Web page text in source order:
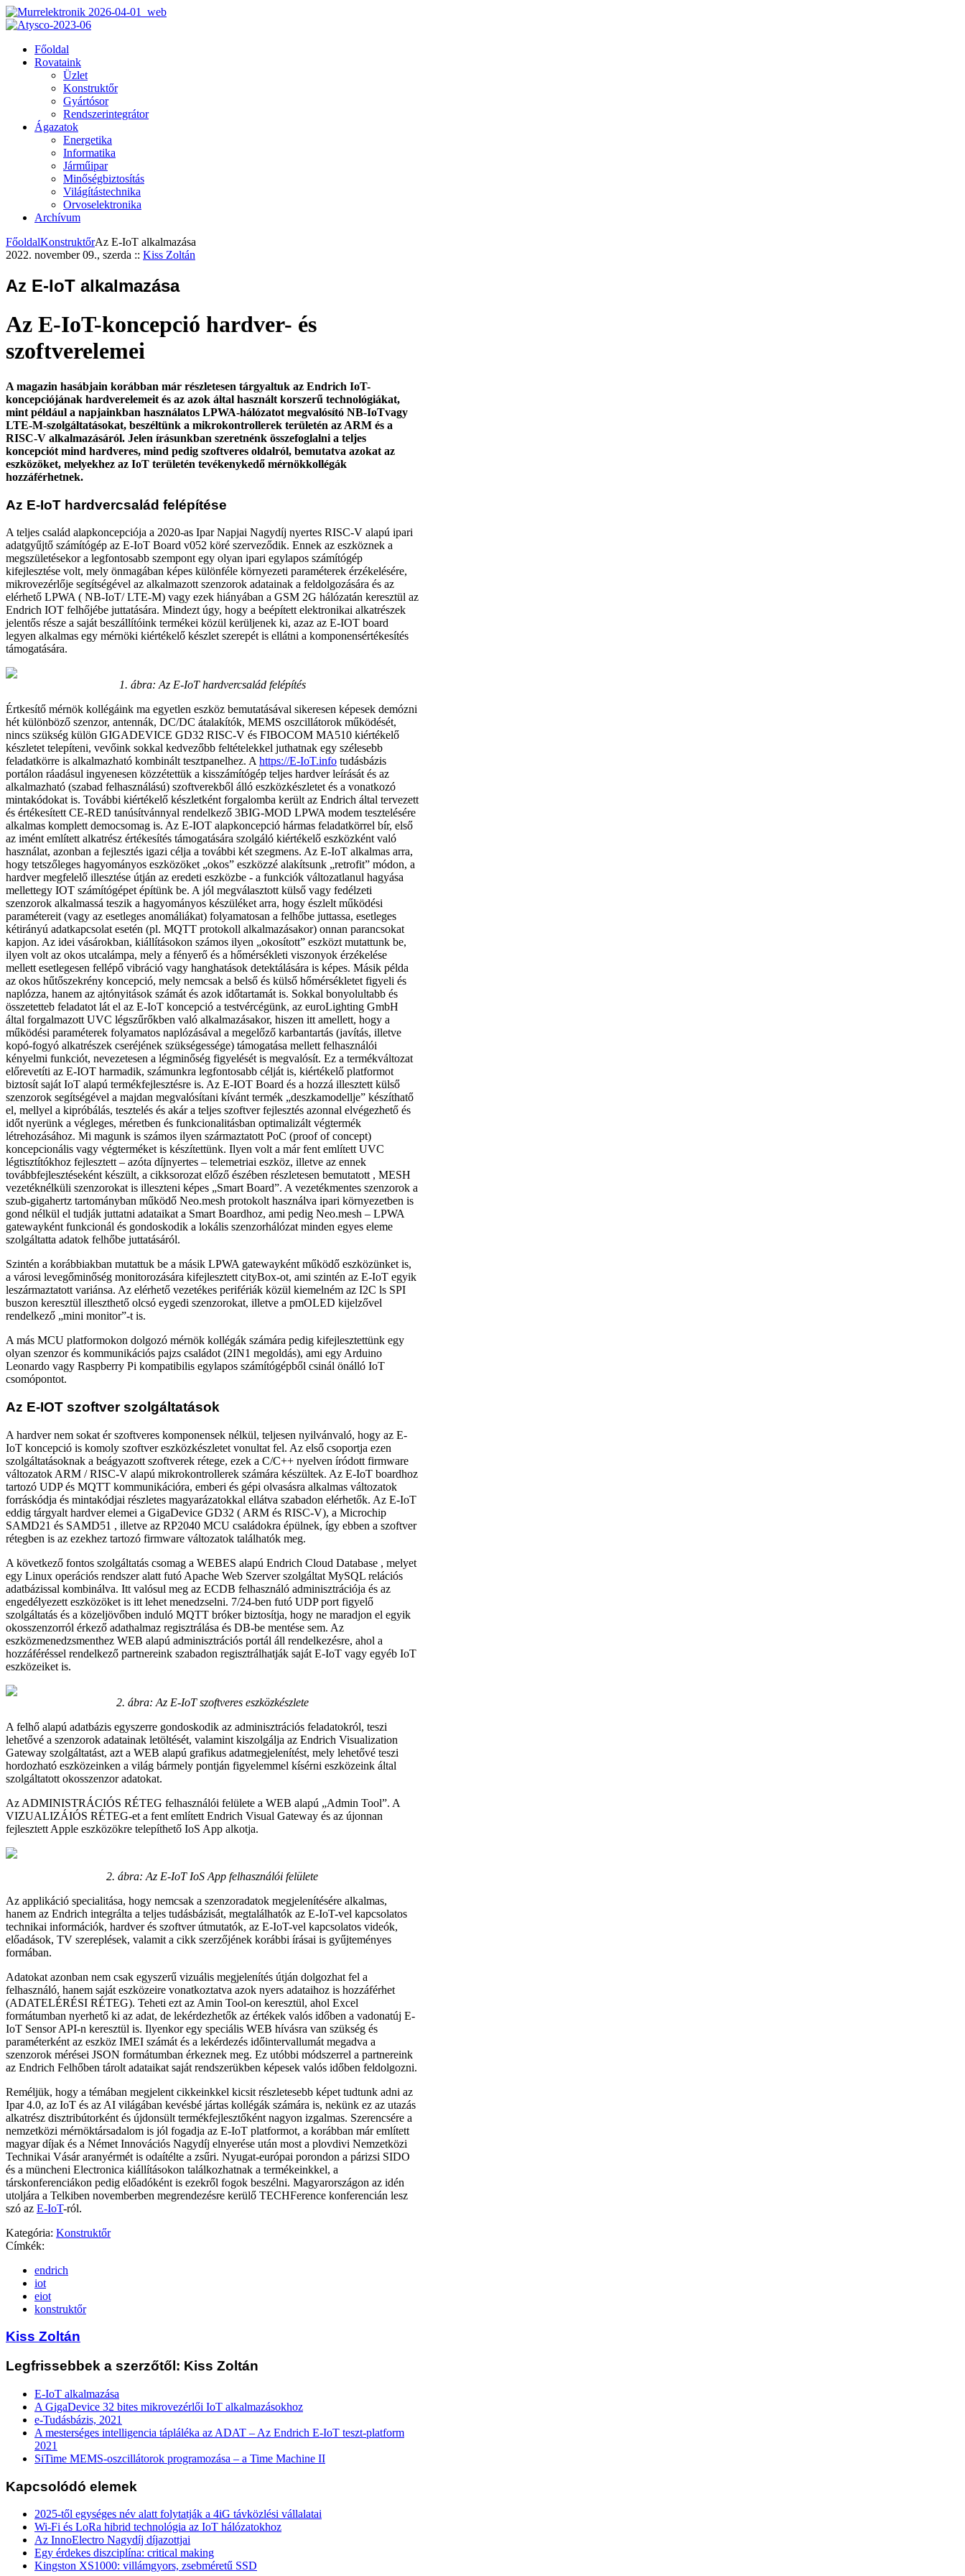
Főoldal
Rovataink
Üzlet
Konstruktőr
Gyártósor
Rendszerintegrátor
Ágazatok
Energetika
Informatika
Járműipar
Minőségbiztosítás
Világítástechnika
Orvoselektronika
Archívum
FőoldalKonstruktőrAz E-IoT alkalmazása
2022. november 09., szerda :: Kiss Zoltán
Az E-IoT alkalmazása
Az E-IoT-koncepció hardver- és
szoftverelemei
A magazin hasábjain korábban már részletesen tárgyaltuk az Endrich IoT-
koncepciójának hardverelemeit és az azok által használt korszerű technológiákat,
mint például a napjainkban használatos LPWA-hálózatot megvalósító NB-IoTvagy
LTE-M-szolgáltatásokat, beszéltünk a mikrokontrollerek területén az ARM és a
RISC-V alkalmazásáról. Jelen írásunkban szeretnénk összefoglalni a teljes
koncepciót mind hardveres, mind pedig szoftveres oldalról, bemutatva azokat az
eszközöket, melyekhez az IoT területén tevékenykedő mérnökkollégák
hozzáférhetnek.
Az E-IoT hardvercsalád felépítése
A teljes család alapkoncepciója a 2020-as Ipar Napjai Nagydíj nyertes RISC-V alapú ipari
adatgyűjtő számítógép az E-IoT Board v052 köré szerveződik. Ennek az eszköznek a
megszületésekor a legfontosabb szempont egy olyan ipari egylapos számítógép
kifejlesztése volt, mely önmagában képes különféle környezeti paraméterek érzékelésére,
mikrovezérlője segítségével az alkalmazott szenzorok adatainak a feldolgozására és az
elérhető LPWA ( NB-IoT/ LTE-M) vagy ezek hiányában a GSM 2G hálózatán keresztül az
Endrich IOT felhőjébe juttatására. Mindezt úgy, hogy a beépített elektronikai alkatrészek
jelentős része a saját beszállítóink termékei közül kerüljenek ki, azaz az E-IOT board
legyen alkalmas egy mérnöki kiértékelő készlet szerepét is ellátni a komponensértékesítés
támogatására.
1. ábra: Az E-IoT hardvercsalád felépítés
Értkesítő mérnök kollégáink ma egyetlen eszköz bemutatásával sikeresen képesek demózni
hét különböző szenzor, antennák, DC/DC átalakítók, MEMS oszcillátorok működését,
nincs szükség külön GIGADEVICE GD32 RISC-V és FIBOCOM MA510 kiértékelő
készletet telepíteni, vevőink sokkal kedvezőbb feltételekkel juthatnak egy szélesebb
feladatkörre is alkalmazható kombinált tesztpanelhez. A https://E-IoT.info tudásbázis
portálon ráadásul ingyenesen közzétettük a kisszámítógép teljes hardver leírását és az
alkalmazható (szabad felhasználású) szoftverekből álló eszközkészletet és a vonatkozó
mintakódokat is. További kiértékelő készletként forgalomba került az Endrich által tervezett
és értékesített CE-RED tanúsítvánnyal rendelkező 3BIG-MOD LPWA modem tesztelésére
alkalmas komplett democsomag is. Az E-IOT alapkoncepció hármas feladatkörrel bír, első
az imént említett alkatrész értékesítés támogatására szolgáló kiértékelő eszközként való
használat, azonban a fejlesztés igazi célja a további két szegmens. Az E-IoT alkalmas arra,
hogy tetszőleges hagyományos eszközöket „okos” eszközzé alakítsunk „retrofit” módon, a
hardver megfelelő illesztése útján az eredeti eszközbe - a funkciók változatlanul hagyása
mellettegy IOT számítógépet építünk be. A jól megválasztott külső vagy fedélzeti
szenzorok alkalmassá teszik a hagyományos készüléket arra, hogy észlelt működési
paramétereit (vagy az esetleges anomáliákat) folyamatosan a felhőbe juttassa, esetleges
kétirányú adatkapcsolat esetén (pl. MQTT protokoll alkalmazásakor) onnan parancsokat
kapjon. Az idei vásárokban, kiállításokon számos ilyen „okosított” eszközt mutattunk be,
ilyen volt az okos utcalámpa, mely a fényerő és a hőmérsékleti viszonyok érzékelése
mellett esetlegesen fellépő vibráció vagy hanghatások detektálására is képes. Másik példa
az okos hűtőszekrény koncepció, mely nemcsak a belső és külső hőmérsékletet figyeli és
naplózza, hanem az ajtónyitások számát és azok időtartamát is. Sokkal bonyolultabb és
összetetteb feladatot lát el az E-IoT koncepció a testvércégünk, az euroLighting GmbH
által forgalmazott UVC légszűrőkben való alkalmazásakor, hiszen itt amellett, hogy a
működési paraméterek folyamatos naplózásával a megelőző karbantartás (javítás, illetve
kopó-fogyó alkatrészek cseréjének szükségessége) támogatása mellett felhasználói
kényelmi funkciót, nevezetesen a légminőség figyelését is megvalósít. Ez a termékváltozat
előrevetíti az E-IOT harmadik, számunkra legfontosabb célját is, kiértékelő platformot
biztosít saját IoT alapú termékfejlesztésre is. Az E-IOT Board és a hozzá illesztett külső
szenzorok segítségével a majdan megvalósítani kívánt termék „deszkamodellje” készíthatő
el, mellyel a kipróbálás, tesztelés és akár a teljes szoftver fejlesztés azonnal elvégezhető és
időt nyerünk a végleges, méretben és funkcionalitásban optimalizált végtermék
létrehozásához. Mi magunk is számos ilyen származtatott PoC (proof of concept)
koncepcionális vagy végterméket is készítettünk. Ilyen volt a már fent említett UVC
légtisztítókhoz fejlesztett – azóta díjnyertes – telemetriai eszköz, illetve az ennek
továbbfejlesztéseként készült, a cikksorozat előző észében részletesen bemutatott , MESH
vezetéknélküli szenzorokat is illeszteni képes „Smart Board”. A vezetékmentes szenzorok a
szub-gigahertz tartományban működő Neo.mesh protokolt használva ipari környezetben is
gond nélkül el tudják juttatni adataikat a Smart Boardhoz, ami pedig Neo.mesh – LPWA
gatewayként funkcionál és gondoskodik a lokális szenzorhálózat minden egyes eleme
szolgáltatta adatok felhőbe juttatásáról.
Szintén a korábbiakban mutattuk be a másik LPWA gatewayként működő eszközünket is,
a városi levegőminőség monitorozására kifejlesztett cityBox-ot, ami szintén az E-IoT egyik
leszármaztatott variánsa. Az elérhető vezetékes perifériák közül kiemelném az I2C ls SPI
buszon keresztül illeszthető olcsó eygedi szenzorokat, illetve a pmOLED kijelzővel
rendelkező „mini monitor”-t is.
A más MCU platformokon dolgozó mérnök kollégák számára pedig kifejlesztettünk egy
olyan szenzor és kommunikációs pajzs családot (2IN1 megoldás), ami egy Arduino
Leonardo vagy Raspberry Pi kompatibilis egylapos számítógépből csinál önálló IoT
csomópontot.
Az E-IOT szoftver szolgáltatások
A hardver nem sokat ér szoftveres komponensek nélkül, teljesen nyilvánvaló, hogy az E-
IoT koncepció is komoly szoftver eszközkészletet vonultat fel. Az első csoportja ezen
szolgáltatásoknak a beágyazott szoftverek rétege, ezek a C/C++ nyelven íródott firmware
változatok ARM / RISC-V alapú mikrokontrollerek számára készültek. Az E-IoT boardhoz
tartozó UDP és MQTT kommunikációra, emberi és gépi olvasásra alkalmas változatok
forráskódja és mintakódjai részletes magyarázatokkal ellátva szabadon elérhetők. Az E-IoT
eddig tárgyalt hardver elemei a GigaDevice GD32 ( ARM és RISC-V), a Microchip
SAMD21 és SAMD51 , illetve az RP2040 MCU családokra épülnek, így ebben a szoftver
rétegben is az ezekhez tartozó firmware változatok találhatók meg.
A következő fontos szolgáltatás csomag a WEBES alapú Endrich Cloud Database , melyet
egy Linux operációs rendszer alatt futó Apache Web Szerver szolgáltat MySQL relációs
adatbázissal kombinálva. Itt valósul meg az ECDB felhasználó adminisztrációja és az
engedélyezett eszközöket is itt lehet menedzselni. 7/24-ben futó UDP port figyelő
szolgáltatás és a közeljövőben induló MQTT bróker biztosítja, hogy ne maradjon el egyik
okosszenzorról érkező adathalmaz regisztrálása és DB-be mentése sem. Az
eszközmenedzsmenthez WEB alapú adminisztrációs portál áll rendelkezésre, ahol a
hozzáféréssel rendelkező partnereink szabadon regisztrálhatják saját E-IoT vagy egyéb IoT
eszközeiket is.
2. ábra: Az E-IoT szoftveres eszközkészlete
A felhő alapú adatbázis egyszerre gondoskodik az adminisztrációs feladatokról, teszi
lehetővé a szenzorok adatainak letöltését, valamint kiszolgálja az Endrich Visualization
Gateway szolgáltatást, azt a WEB alapú grafikus adatmegjelenítést, mely lehetővé teszi
hordozható eszközeinken a világ bármely pontján figyelemmel kísérni eszközeink által
szolgáltatott okosszenzor adatokat.
Az ADMINISTRÁCIÓS RÉTEG felhasználói felülete a WEB alapú „Admin Tool”. A
VIZUALIZÁIÓS RÉTEG-et a fent említett Endrich Visual Gateway és az újonnan
fejlesztett Apple eszközökre telepíthető IoS App alkotja.
2. ábra: Az E-IoT IoS App felhasználói felülete
Az applikáció specialitása, hogy nemcsak a szenzoradatok megjelenítésére alkalmas,
hanem az Endrich integrálta a teljes tudásbázisát, megtalálhatók az E-IoT-vel kapcsolatos
technikai információk, hardver és szoftver útmutatók, az E-IoT-vel kapcsolatos videók,
előadások, TV szereplések, valamit a cikk szerzőjének korábbi írásai is gyűjteményes
formában.
Adatokat azonban nem csak egyszerű vizuális megjelenítés útján dolgozhat fel a
felhasználó, hanem saját eszközeire vonatkoztatva azok nyers adataihoz is hozzáférhet
(ADATELÉRÉSI RÉTEG). Teheti ezt az Amin Tool-on keresztül, ahol Excel
formátumban nyerhető ki az adat, de lekérdezhetők az értékek valós időben a vadonatúj E-
IoT Sensor API-n keresztül is. Ilyenkor egy speciális WEB hívásra van szükség és
paraméterként az eszköz IMEI számát és a lekérdezés időintervallumát megadva a
szenzorok mérései JSON formátumban érkeznek meg. Ez utóbbi módszerrel a partnereink
az Endrich Felhőben tárolt adataikat saját rendszerükben képesek valós időben feldolgozni.
Reméljük, hogy a témában megjelent cikkeinkkel kicsit részletesebb képet tudtunk adni az
Ipar 4.0, az IoT és az AI világában kevésbé jártas kollégák számára is, nekünk ez az utazás
alkatrész disztribútorként és újdonsült termékfejlesztőként nagyon izgalmas. Szerencsére a
nemzetközi mérnöktársadalom is jól fogadja az E-IoT platformot, a korábban már említett
magyar díjak és a Német Innovációs Nagydíj elnyerése után most a plovdivi Nemzetközi
Technikai Vásár aranyérmét is odaítélte a zsűri. Nyugat-európai porondon a párizsi SIDO
és a müncheni Electronica kiállításokon találkozhatnak a termékeinkkel, a
társkonferenciákon pedig előadóként is ezekről fogok beszélni. Magyarországon az idén
utoljára a Telkiben novemberben megrendezésre kerülő TECHFerence konferencián lesz
szó az E-IoT-ról.
Kategória: Konstruktőr
Címkék:
endrich
iot
eiot
konstruktőr
Kiss Zoltán
Legfrissebbek a szerzőtől: Kiss Zoltán
E-IoT alkalmazása
A GigaDevice 32 bites mikrovezérlői IoT alkalmazásokhoz
e-Tudásbázis, 2021
A mesterséges intelligencia tápláléka az ADAT – Az Endrich E-IoT teszt-platform
2021
SiTime MEMS-oszcillátorok programozása – a Time Machine II
Kapcsolódó elemek
2025-től egységes név alatt folytatják a 4iG távközlési vállalatai
Wi-Fi és LoRa hibrid technológia az IoT hálózatokhoz
Az InnoElectro Nagydíj díjazottjai
Egy érdekes diszciplína: critical making
Kingston XS1000: villámgyors, zsebméretű SSD